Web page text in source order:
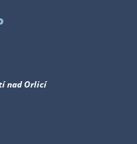
nad Orlicí